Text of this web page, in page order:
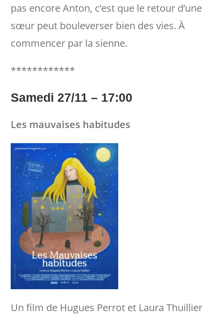
pas encore Anton, c’est que le retour d’une
sœur peut bouleverser bien des vies. À
commencer par la sienne.
************
Samedi 27/11 – 17:00
Les mauvaises habitudes
Un film de Hugues Perrot et Laura Thuillier